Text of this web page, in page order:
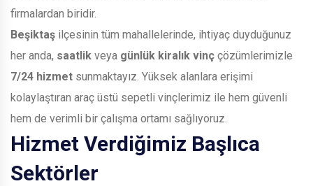
firmalardan biridir.
Beşiktaş ilçesinin tüm mahallelerinde, ihtiyaç duyduğunuz
her anda, saatlik veya günlük kiralık vinç çözümlerimizle
7/24 hizmet sunmaktayız. Yüksek alanlara erişimi
kolaylaştıran araç üstü sepetli vinçlerimiz ile hem güvenli
hem de verimli bir çalışma ortamı sağlıyoruz.
Hizmet Verdiğimiz Başlıca
Sektörler